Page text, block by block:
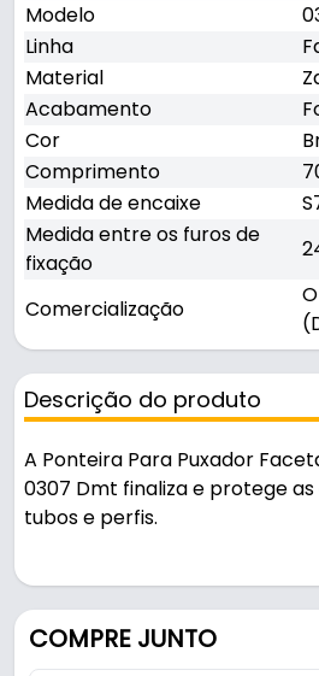
Modelo
Linha
Material
Acabamento
Cor
Comprimento
Medida de encaixe
Medida entre os furos de
fixação
Comercialização
Descrição do produto
A Ponteira Para Puxador
0307 Dmt finaliza e protege
tubos e perfis.
resistente e durável no uso
s7018 - 18 mm.
COMPRE JUNTO